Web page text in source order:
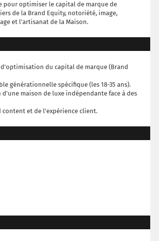
pour optimiser le capital de marque de
de la Brand Equity, notoriété, image,
et l'artisanat de la Maison.
du capital de marque (Brand
générationnelle spécifique (les 18-35 ans).
maison de luxe indépendante face à des
et de l'expérience client.